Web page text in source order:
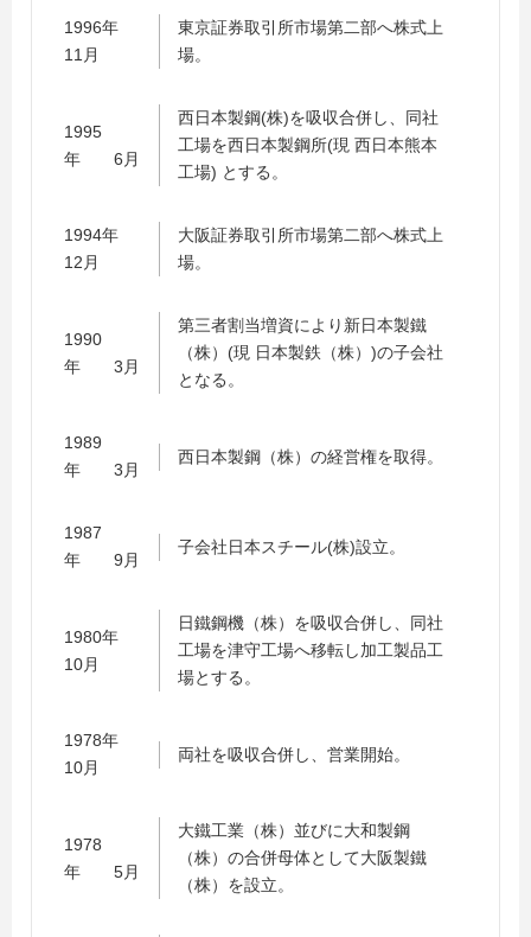
1996年
11月
東京証券取引所市場第二部へ株式上
場。
1995
年 6月
西日本製鋼(株)を吸収合併し、同社
工場を西日本製鋼所(現 西日本熊本
工場) とする。
1994年
12月
大阪証券取引所市場第二部へ株式上
場。
1990
年 3月
第三者割当増資により新日本製鐵
（株）(現 日本製鉄（株）)の子会社
となる。
1989
年 3月
西日本製鋼（株）の経営権を取得。
1987
年 9月
子会社日本スチール(株)設立。
1980年
10月
日鐵鋼機（株）を吸収合併し、同社
工場を津守工場へ移転し加工製品工
場とする。
1978年
10月
両社を吸収合併し、営業開始。
1978
年 5月
大鐵工業（株）並びに大和製鋼
（株）の合併母体として大阪製鐵
（株）を設立。